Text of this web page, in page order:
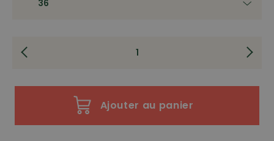
Ajouter au panier